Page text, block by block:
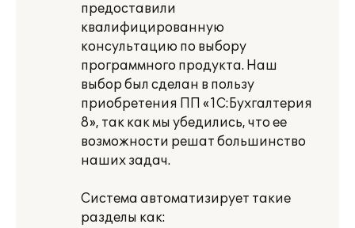
предоставили
квалифицированную
консультацию по выбору
программного продукта. Наш
выбор был сделан в пользу
приобретения ПП «1С:Бухгалтерия
8», так как мы убедились, что ее
возможности решат большинство
наших задач.
Система автоматизирует такие
разделы как: